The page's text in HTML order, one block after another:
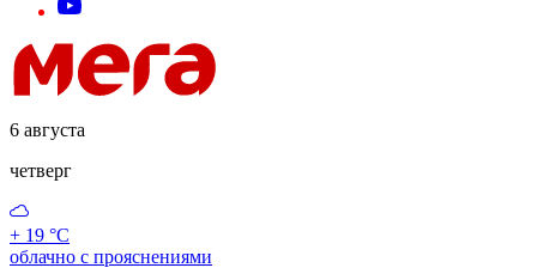
6 августа
четверг
+ 19 °С
облачно с прояснениями